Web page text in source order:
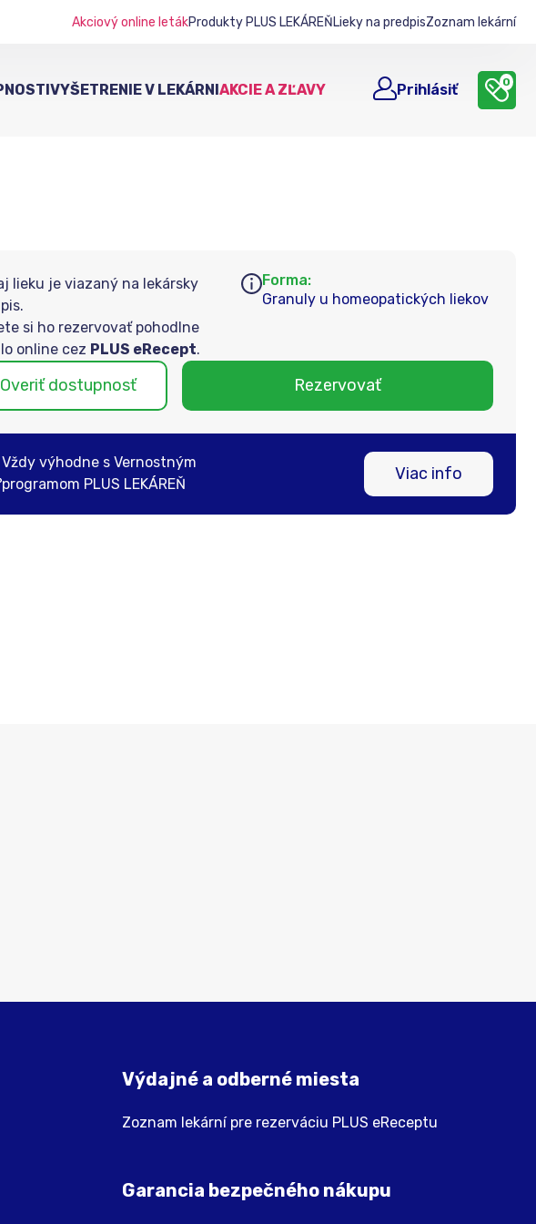
Akciový online letákProdukty PLUS LEKÁREŇLieky na predpisZoznam lekární
VYŠETRENIE V LEKÁRNIAKCIE A ZĽAVY Prihlásiť 0
lieku je viazaný na lekársky
si ho rezervovať pohodlne
online cez PLUS eRecept.
Forma:
Granuly u homeopatických liekov
Overiť dostupnosť Rezervovať
Vždy výhodne s Vernostným
programom PLUS LEKÁREŇ
Viac info
Výdajné a odberné miesta
Zoznam lekární pre rezerváciu PLUS eReceptu
Garancia bezpečného nákupu